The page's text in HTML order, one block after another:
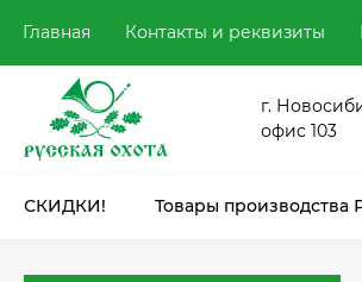
Главная Контакты и реквизиты
г.
офис 103
СКИДКИ! Товары производства